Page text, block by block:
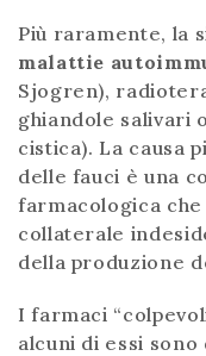
Più raramente, la
malattie
Sjogren),
ghiandole salivari
cistica). La causa
delle fauci è una
farmacologica
collaterale
della produzione
I farmaci
alcuni di essi